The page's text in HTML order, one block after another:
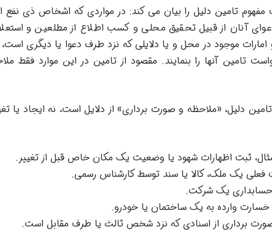
مفهوم تامین دلیل را بیان می کند: در مواردی که اشخاص ذی نفع
آنان از قبیل تحقیق محلی و کسب اطلاع از مطلعین و
امارات موجود در محل و یا دلایلی که نزد طرف دعوا یا دیگری
تامین آنها را بنمایند. مقصود از تامین در این موارد فقط
دلیل، «ملاحظه و صورت برداری» از دلایل است، نه ایجاد یا
ثبت اظهارات شهود یا وضعیت یک مکان خاص قبل از تغییر.
فعلی یک ملک، کالا یا سند توسط کارشناس رسمی.
حسابداری یک شرکت.
وارده به یک ساختمان یا خودرو.
برداری از اسنادی که نزد شخص ثالث یا طرف مقابل است.